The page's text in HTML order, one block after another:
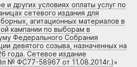
и других условиях оплаты услуг по
сетевого издания для
агитационных материалов в
кампании по выборам в
Федерального Собрания
девятого созыва, назначенных на
года. Сетевое издание
№ ФС77-58967 от 11.08.2014г.)»